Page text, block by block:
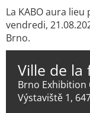
La KABO aura
vendredi,
Brno.
Ville de la
Brno Exhibition
Výstaviště 1,